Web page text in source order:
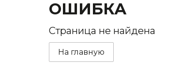
ОШИБКА
Страница не найдена
На главную